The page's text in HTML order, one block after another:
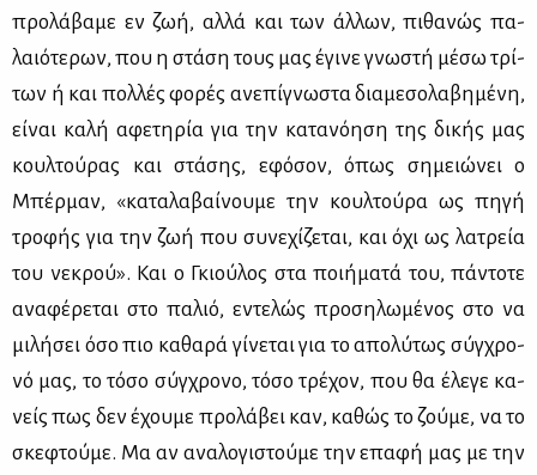
προ­λά­βα­με εν ζωή, αλ­λά και των άλ­λων, πι­θα­νώς πα­
λαιό­τε­ρων, που η στά­ση τους μας έγι­νε γνω­στή μέ­σω τρί­
των ή και πολ­λές φο­ρές ανε­πί­γνω­στα δια­με­σο­λα­βη­μέ­νη,
εί­ναι κα­λή αφε­τη­ρία για την κα­τα­νό­η­ση της δι­κής μας
κουλ­τού­ρας και στά­σης, εφό­σον, όπως ση­μειώ­νει ο
Μπέρ­μαν, «κα­τα­λα­βαί­νου­με την κουλ­τού­ρα ως πη­γή
τρο­φής για την ζωή που συ­νε­χί­ζε­ται, και όχι ως λα­τρεία
του νε­κρού». Και ο Γκιού­λος στα ποι­ή­μα­τά του, πά­ντο­τε
ανα­φέ­ρε­ται στο πα­λιό, εντε­λώς προ­ση­λω­μέ­νος στο να
μι­λή­σει όσο πιο κα­θα­ρά γί­νε­ται για το απο­λύ­τως σύγ­χρο­
νό μας, το τό­σο σύγ­χρο­νο, τό­σο τρέ­χον, που θα έλε­γε κα­
νείς πως δεν έχου­με προ­λά­βει καν, κα­θώς το ζού­με, να το
σκε­φτού­με. Μα αν ανα­λο­γι­στού­με την επα­φή μας με την